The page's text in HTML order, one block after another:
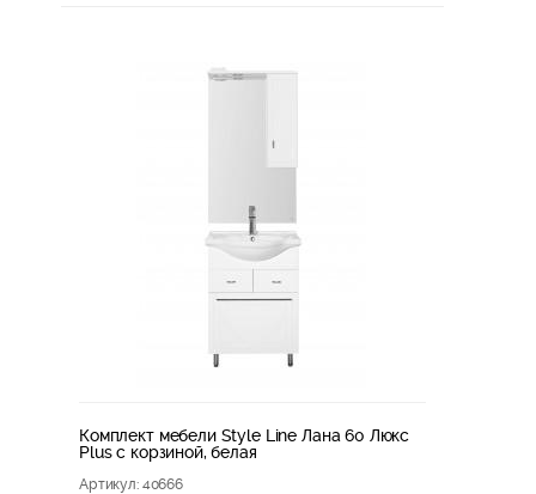
Комплект мебели Style Line Лана 60 Люкс
Plus с корзиной, белая
Артикул: 40666